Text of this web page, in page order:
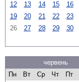
12
13 14 15 16
19
20 21 22 23
26
27 28 29 30
червень
Пн
Вт Ср Чт Пт